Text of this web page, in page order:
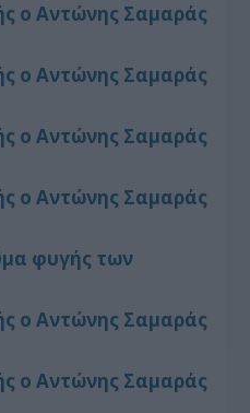
ο Αντώνης Σαμαράς
ο Αντώνης Σαμαράς
ο Αντώνης Σαμαράς
ο Αντώνης Σαμαράς
φυγής των
ο Αντώνης Σαμαράς
ο Αντώνης Σαμαράς